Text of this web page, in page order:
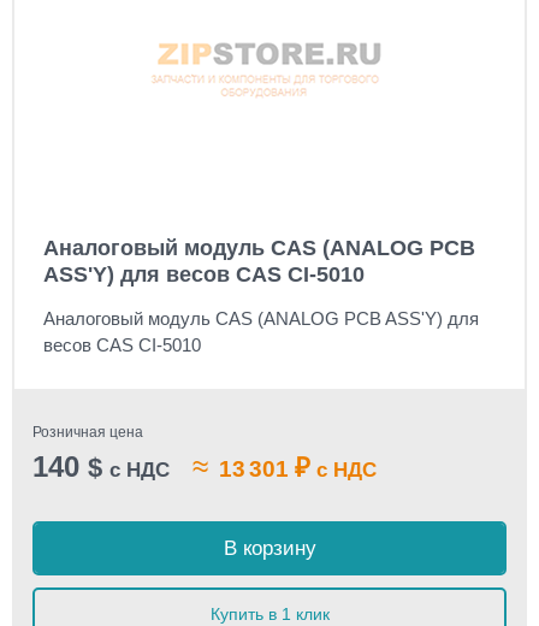
Аналоговый модуль CAS (ANALOG PCB
ASS'Y) для весов CAS CI-5010
Аналоговый модуль CAS (ANALOG PCB ASS'Y) для
весов CAS CI-5010
Розничная цена
140 $ с НДС ≈ 13 301 ₽ с НДС
В корзину
Купить в 1 клик